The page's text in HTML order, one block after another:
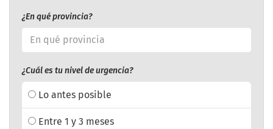
¿En qué provincia?
¿Cuál es tu nivel de urgencia?
Lo antes posible
Entre 1 y 3 meses